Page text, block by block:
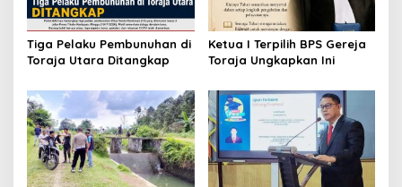
Tiga Pelaku Pembunuhan di
Toraja Utara Ditangkap
Ketua I Terpilih BPS Gereja
Toraja Ungkapkan Ini